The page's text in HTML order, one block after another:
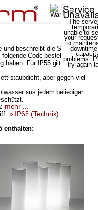
Service
The
unable to
your
to
problems.
try again
und beschreibt die Schutzklasse
Code besteht aus zwei
haben. Für IP55 gilt:
staubdicht, aber gegen viel
aus jedem beliebigen
mehr ...
» IP65 (Technik)
enthalten: